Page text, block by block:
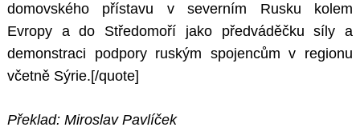
domovského přístavu v severním Rusku kolem
Evropy a do Středomoří jako předváděčku síly a
demonstraci podpory ruským spojencům v regionu
včetně Sýrie.[/quote]
Překlad: Miroslav Pavlíček